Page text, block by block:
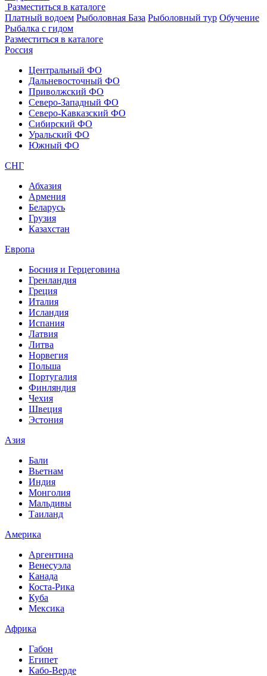
Разместиться в каталоге
Платный водоем Рыболовная База Рыболовный тур Обучение
Рыбалка с гидом
Разместиться в каталоге
Россия
Центральный ФО
Дальневосточный ФО
Приволжский ФО
Северо-Западный ФО
Северо-Кавказский ФО
Сибирский ФО
Уральский ФО
Южный ФО
СНГ
Абхазия
Армения
Беларусь
Грузия
Казахстан
Европа
Босния и Герцеговина
Гренландия
Греция
Италия
Исландия
Испания
Латвия
Литва
Норвегия
Польша
Португалия
Финляндия
Чехия
Швеция
Эстония
Азия
Бали
Вьетнам
Индия
Монголия
Мальдивы
Таиланд
Америка
Аргентина
Венесуэла
Канада
Коста-Рика
Куба
Мексика
Африка
Габон
Египет
Кабо-Верде